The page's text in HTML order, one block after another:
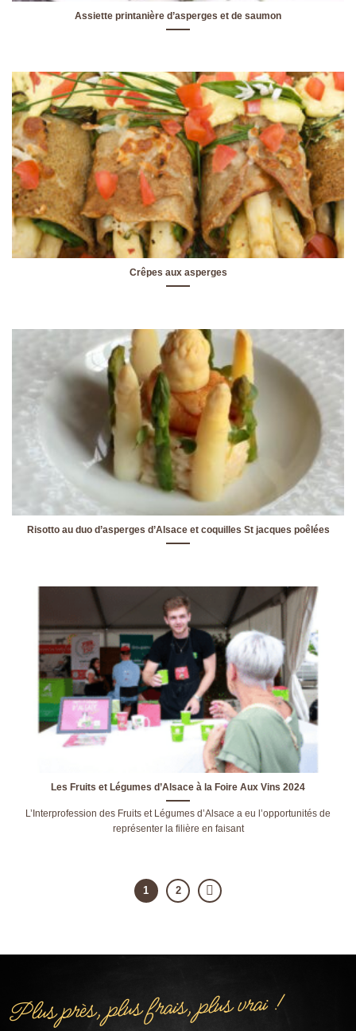
Assiette printanière d’asperges et de saumon
Crêpes aux asperges
Risotto au duo d’asperges d’Alsace et coquilles St jacques poêlées
Les Fruits et Légumes d’Alsace à la Foire Aux Vins 2024
L’Interprofession des Fruits et Légumes d’Alsace a eu l’opportunités de
représenter la filière en faisant
1 2
Plus près, plus frais, plus vrai !